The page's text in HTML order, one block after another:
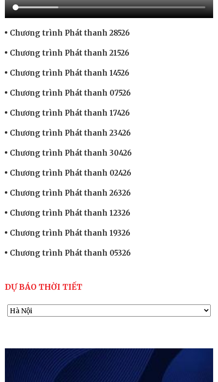
Chương trình Phát thanh 28526
Chương trình Phát thanh 21526
Chương trình Phát thanh 14526
Chương trình Phát thanh 07526
Chương trình Phát thanh 17426
Chương trình Phát thanh 23426
Chương trình Phát thanh 30426
Chương trình Phát thanh 02426
Chương trình Phát thanh 26326
Chương trình Phát thanh 12326
Chương trình Phát thanh 19326
Chương trình Phát thanh 05326
DỰ BÁO THỜI TIẾT